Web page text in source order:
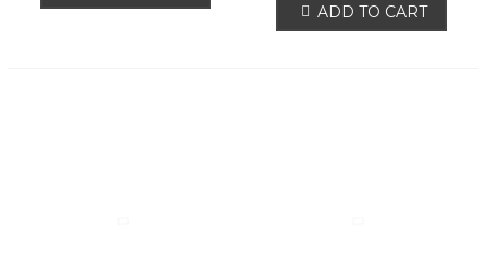
ADD TO CART